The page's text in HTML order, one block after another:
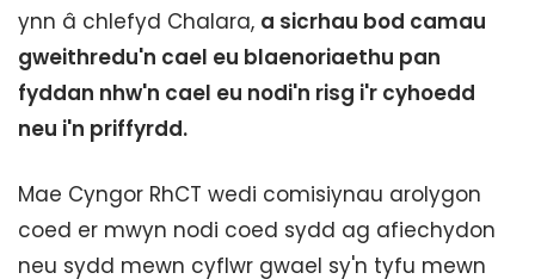
ynn â chlefyd Chalara, a sicrhau bod camau
gweithredu'n cael eu blaenoriaethu pan
fyddan nhw'n cael eu nodi'n risg i'r cyhoedd
neu i'n priffyrdd.
Mae Cyngor RhCT wedi comisiynau arolygon
coed er mwyn nodi coed sydd ag afiechydon
neu sydd mewn cyflwr gwael sy'n tyfu mewn